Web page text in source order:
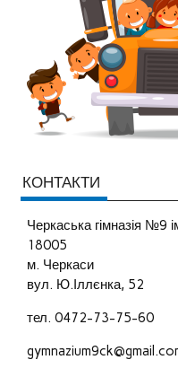
КОНТАКТИ
Черкаська гімназія №9
18005
м. Черкаси
вул. Ю.Іллєнка, 52
тел. 0472-73-75-60